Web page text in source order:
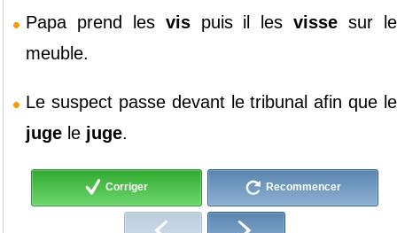
Papa prend les vispuis il lesvisse sur le
meuble.
Le suspect passe devant le tribunal afin que le
juge le juge.
Corriger Recommencer